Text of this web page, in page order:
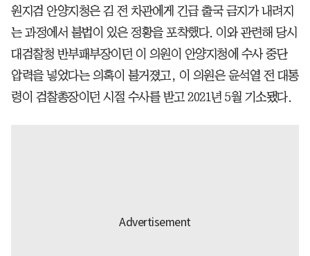
원지검 안양지청은 김 전 차관에게 긴급 출국 금지가 내려지
는 과정에서 불법이 있은 정황을 포착했다. 이와 관련해 당시
대검찰청 반부패부장이던 이 의원이 안양지청에 수사 중단
압력을 넣었다는 의혹이 불거졌고, 이 의원은 윤석열 전 대통
령이 검찰총장이던 시절 수사를 받고 2021년 5월 기소됐다.